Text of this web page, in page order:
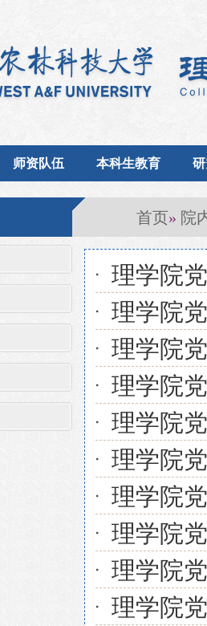
师资队伍 本科生教育
首页» 院
理学院
理学院
理学院
理学院
理学院
理学院
理学院
理学院
理学院
理学院